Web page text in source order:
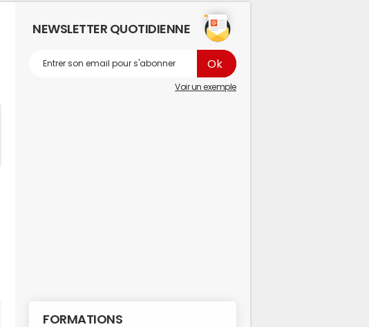
NEWSLETTER QUOTIDIENNE
Voir un exemple
FORMATIONS